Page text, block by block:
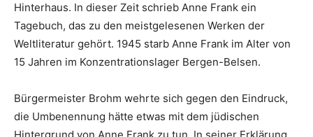
Hinterhaus. In dieser Zeit schrieb Anne Frank ein
Tagebuch, das zu den meistgelesenen Werken der
Weltliteratur gehört. 1945 starb Anne Frank im Alter von
15 Jahren im Konzentrationslager Bergen-Belsen.
Bürgermeister Brohm wehrte sich gegen den Eindruck,
die Umbenennung hätte etwas mit dem jüdischen